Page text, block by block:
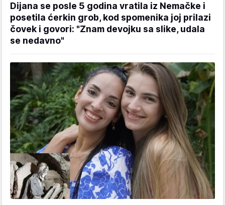
Dijana se posle 5 godina vratila iz Nemačke i
posetila ćerkin grob, kod spomenika joj prilazi
čovek i govori: "Znam devojku sa slike, udala
se nedavno"